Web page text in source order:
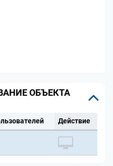
ОБЪЕКТА
Действие